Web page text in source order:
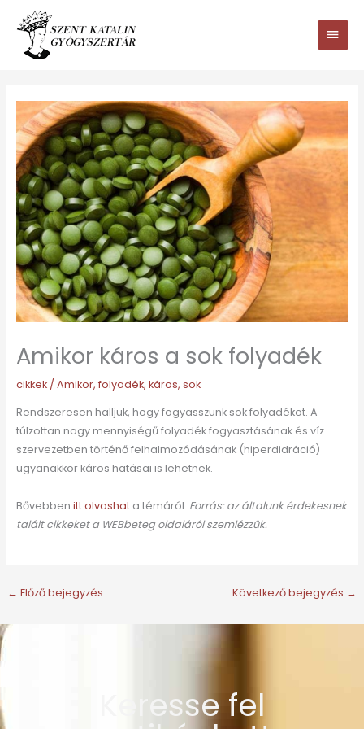
tartalomhoz
Main
Menu
Amikor káros a sok folyadék
cikkek/ Amikor, folyadék, káros, sok
Rendszeresen halljuk, hogy fogyasszunk sok folyadékot. A
túlzottan nagy mennyiségű folyadék fogyasztásának és víz
szervezetben történő felhalmozódásának (hiperdidráció)
ugyanakkor káros hatásai is lehetnek.
Bővebben itt olvashat a témáról. Forrás: az általunk érdekesnek
talált cikkeket a WEBbeteg oldaláról szemlézzük.
← Előző bejegyzés Következő bejegyzés →
Keresse fel